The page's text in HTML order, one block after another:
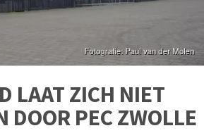
LAAT ZICH NIET
DOOR PEC ZWOLLE